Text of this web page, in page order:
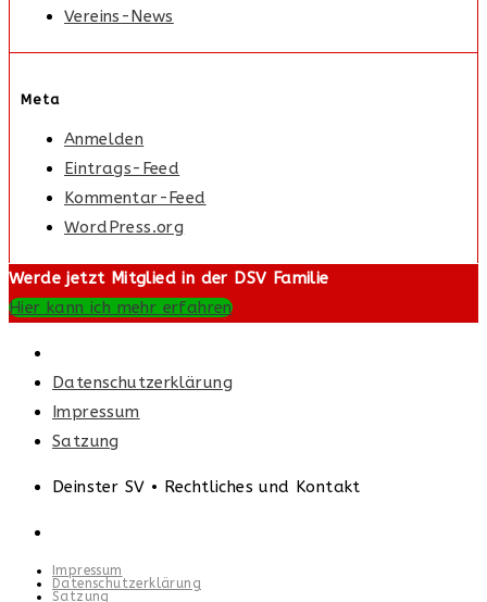
Vereins-News
Meta
Anmelden
Eintrags-Feed
Kommentar-Feed
WordPress.org
Werde jetzt Mitglied in der DSV Familie
Hier kann ich mehr erfahren
Datenschutzerklärung
Impressum
Satzung
Deinster SV • Rechtliches und Kontakt
Impressum
Datenschutzerklärung
Satzung